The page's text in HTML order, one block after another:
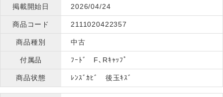
掲載開始日 2026/04/24
商品コード 2111020422357
商品種別 中古
付属品 ﾌｰﾄﾞ F､Rｷｬｯﾌﾟ
商品状態 ﾚﾝｽﾞｶﾋﾞ 後玉ｷｽﾞ